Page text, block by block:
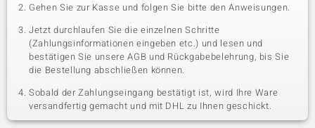
Gehen Sie zur Kasse und folgen Sie bitte den Anweisungen.
Jetzt durchlaufen Sie die einzelnen Schritte
(Zahlungsinformationen eingeben etc.) und lesen und
bestätigen Sie unsere AGB und Rückgabebelehrung, bis Sie
die Bestellung abschließen können.
Sobald der Zahlungseingang bestätigt ist, wird Ihre Ware
versandfertig gemacht und mit DHL zu Ihnen geschickt.